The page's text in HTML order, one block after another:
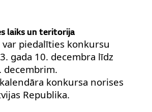
laiks un teritorija
piedalīties konkursu
gada 10. decembra līdz
decembrim.
konkursa norises
Republika.